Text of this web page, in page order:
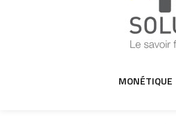
MONÉTIQUE